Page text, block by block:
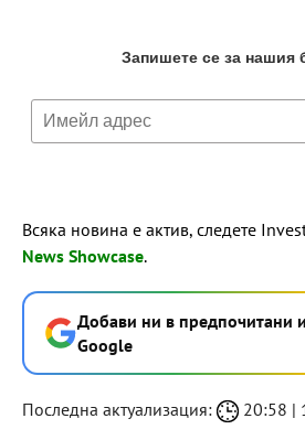
Всяка новина е актив, следете
News Showcase.
Добави ни в предпочитани
Google
Последна актуализация: 20:58 |